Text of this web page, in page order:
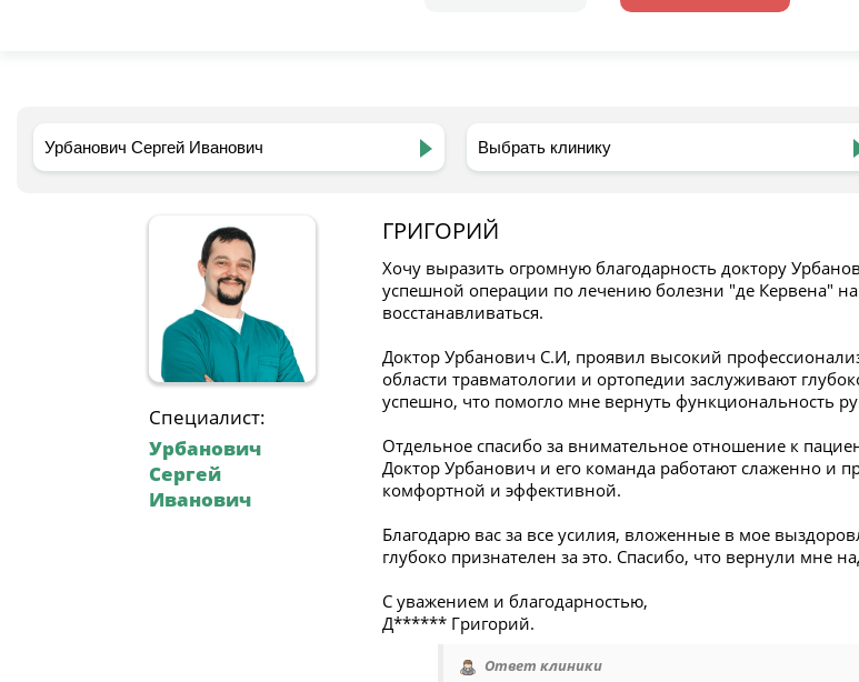
Специалист:
Урбанович
Сергей
Иванович
ГРИГОРИЙ
Хочу выразить огромную благодарность доктору
успешной операции по лечению болезни "де Кервена"
восстанавливаться.
Доктор Урбанович С.И, проявил высокий
области травматологии и ортопедии заслуживают
успешно, что помогло мне вернуть функциональность
Отдельное спасибо за внимательное отношение к
Доктор Урбанович и его команда работают слаженно и
комфортной и эффективной.
Благодарю вас за все усилия, вложенные в мое
глубоко признателен за это. Спасибо, что вернули
С уважением и благодарностью,
Д****** Григорий.
Ответ клиники